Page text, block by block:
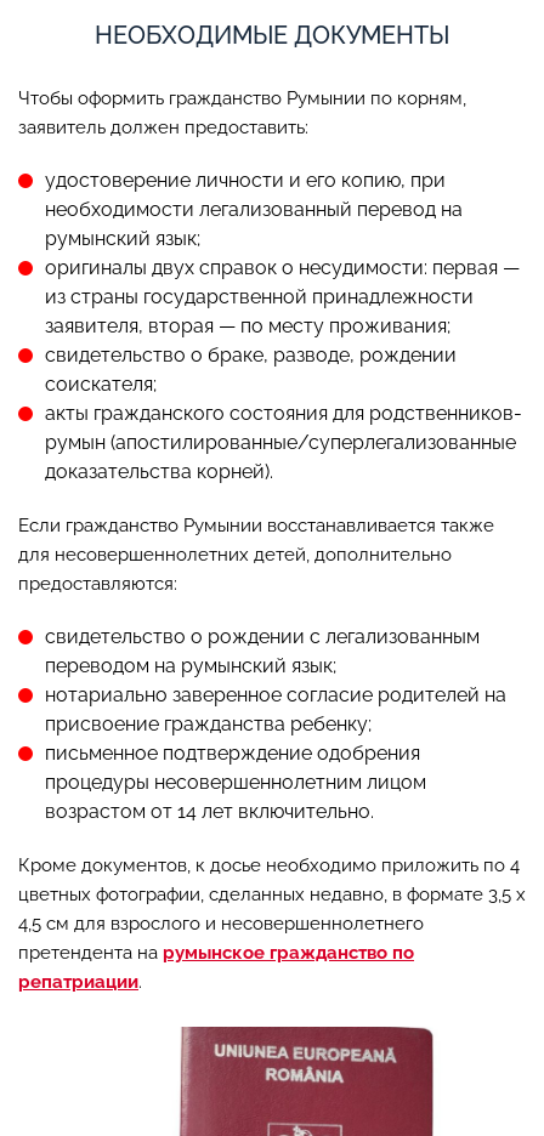
НЕОБХОДИМЫЕ ДОКУМЕНТЫ
Чтобы оформить гражданство Румынии по корням,
заявитель должен предоставить:
удостоверение личности и его копию, при
необходимости легализованный перевод на
румынский язык;
оригиналы двух справок о несудимости: первая —
из страны государственной принадлежности
заявителя, вторая — по месту проживания;
свидетельство о браке, разводе, рождении
соискателя;
акты гражданского состояния для родственников-
румын (апостилированные/суперлегализованные
доказательства корней).
Если гражданство Румынии восстанавливается также
для несовершеннолетних детей, дополнительно
предоставляются:
свидетельство о рождении с легализованным
переводом на румынский язык;
нотариально заверенное согласие родителей на
присвоение гражданства ребенку;
письменное подтверждение одобрения
процедуры несовершеннолетним лицом
возрастом от 14 лет включительно.
Кроме документов, к досье необходимо приложить по 4
цветных фотографии, сделанных недавно, в формате 3,5 х
4,5 см для взрослого и несовершеннолетнего
претендента на румынское гражданство по
репатриации.